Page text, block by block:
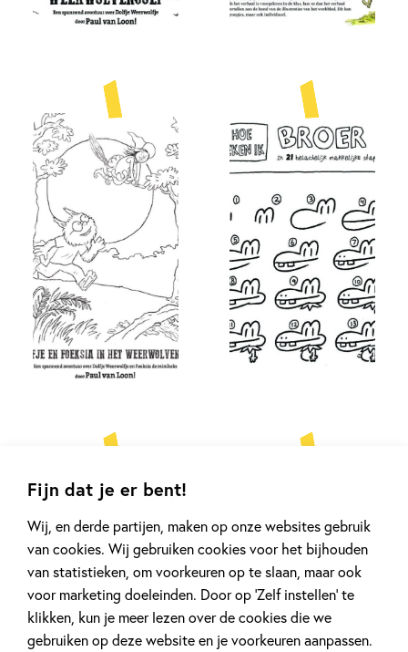
Fijn dat je er bent!
Wij, en derde partijen, maken op onze websites gebruik
van cookies. Wij gebruiken cookies voor het bijhouden
van statistieken, om voorkeuren op te slaan, maar ook
voor marketing doeleinden. Door op ‘Zelf instellen’ te
klikken, kun je meer lezen over de cookies die we
gebruiken op deze website en je voorkeuren aanpassen.